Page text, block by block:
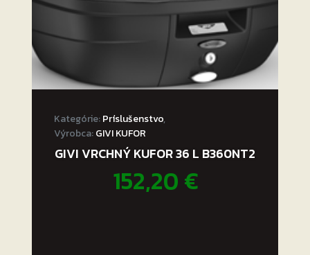
Kategórie:Príslušenstvo,
Výrobca:GIVI KUFOR
GIVI VRCHNÝ KUFOR 36 L B360NT2
152,20€